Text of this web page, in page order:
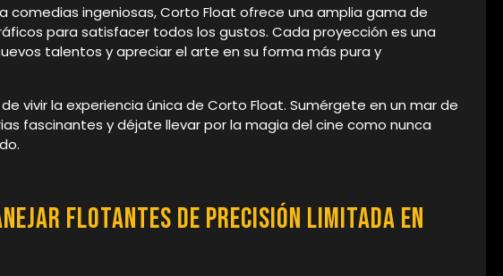
comedias ingeniosas, Corto Float ofrece una amplia gama de
para satisfacer todos los gustos. Cada proyección es una
talentos y apreciar el arte en su forma más pura y
vivir la experiencia única de Corto Float. Sumérgete en un mar de
fascinantes y déjate llevar por la magia del cine como nunca
Flotantes de Precisión Limitada en